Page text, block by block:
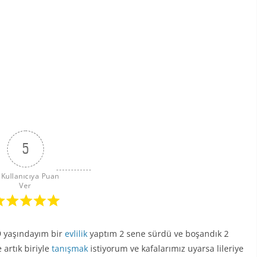
5
Puan
Ver
bir evlilik yaptım 2 sene sürdü ve boşandık 2
artık biriyle tanışmak istiyorum ve kafalarımız uyarsa lileriye